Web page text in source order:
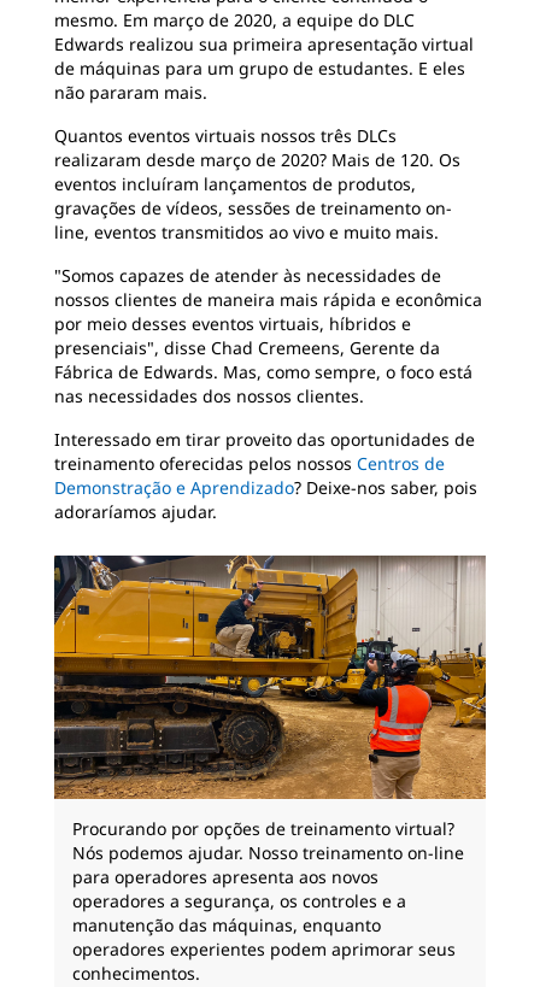
mesmo. Em março de 2020, a equipe do DLC
Edwards realizou sua primeira apresentação virtual
de máquinas para um grupo de estudantes. E eles
não pararam mais.
Quantos eventos virtuais nossos três DLCs
realizaram desde março de 2020? Mais de 120. Os
eventos incluíram lançamentos de produtos,
gravações de vídeos, sessões de treinamento on-
line, eventos transmitidos ao vivo e muito mais.
"Somos capazes de atender às necessidades de
nossos clientes de maneira mais rápida e econômica
por meio desses eventos virtuais, híbridos e
presenciais", disse Chad Cremeens, Gerente da
Fábrica de Edwards. Mas, como sempre, o foco está
nas necessidades dos nossos clientes.
Interessado em tirar proveito das oportunidades de
treinamento oferecidas pelos nossos Centros de
Demonstração e Aprendizado? Deixe-nos saber, pois
adoraríamos ajudar.
Procurando por opções de treinamento virtual?
Nós podemos ajudar. Nosso treinamento on-line
para operadores apresenta aos novos
operadores a segurança, os controles e a
manutenção das máquinas, enquanto
operadores experientes podem aprimorar seus
conhecimentos.